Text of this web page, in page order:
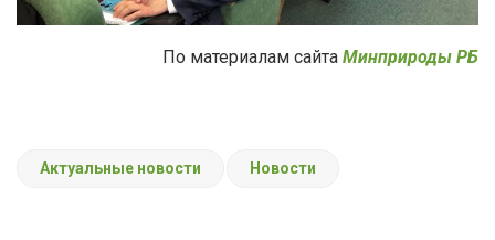
По материалам сайта Минприроды РБ
Актуальные новости Новости